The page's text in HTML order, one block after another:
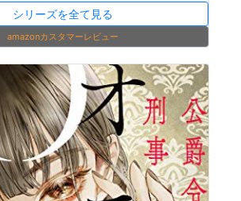
シリーズを全て見る
amazonカスタマーレビュー